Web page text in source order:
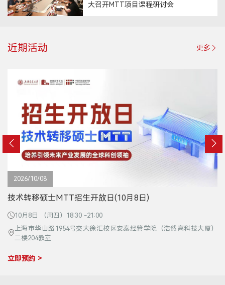
大召开MTT项目课程研讨会
近期活动 更多
2026/10/08
技术转移硕士MTT招生开放日(10月8日)
10月8日 （周四）18:30 -21:00
上海市华山路1954号交大徐汇校区安泰经管学院（浩然高科技大厦）
二楼204教室
立即预约 >